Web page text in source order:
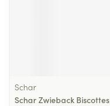
Schar
Schar Zwieback Biscottes